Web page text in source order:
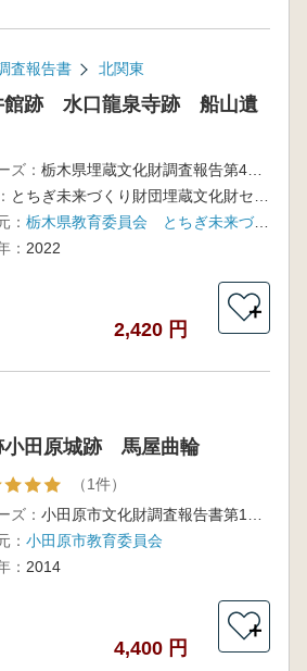
査報告書 北関東
館跡 水口龍泉寺跡 船山遺
ズ：
栃木県埋蔵文化財調査報告第408集
：
栃木県教育委員会 とちぎ未来づくり財団 大田原市教育委員会
： 2022
2,420 円
＋
小田原城跡 馬屋曲輪
（1件）
ズ：
： 小田原市教育委員会
： 2014
4,400 円
＋